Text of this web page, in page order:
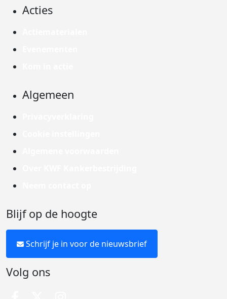
Acties
Algemeen
Blijf op de hoogte
Schrijf je in voor de nieuwsbrief
Volg ons